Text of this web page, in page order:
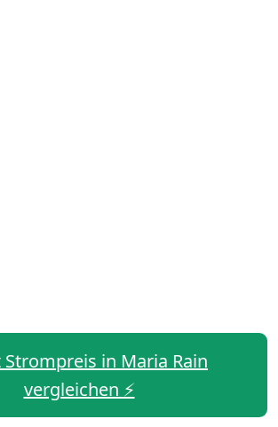
Strompreis in Maria Rain
vergleichen ⚡️